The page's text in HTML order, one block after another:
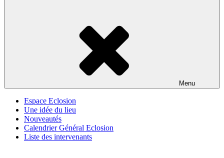
Menu
Espace Eclosion
Une idée du lieu
Nouveautés
Calendrier Général Eclosion
Liste des intervenants